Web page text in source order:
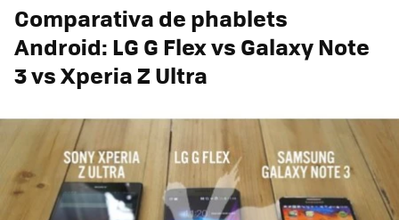
Comparativa de phablets
Android: LG G Flex vs Galaxy Note
3 vs Xperia Z Ultra